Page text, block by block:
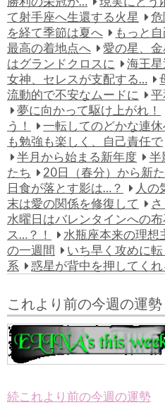
て射手座へ生還する火星
を経て季節は夏へ
もっと
最高の着地点へ
愛の星、
はグランドクロスに
海王
女神、セレスが支配する…
流動的で不安なムードに
夢に向かって駆け上がれ！
う！
一転してのどかな連
も勉強も楽しく、自己責任で
半月から始まる新年度
半
たち
20日（春分）から新
日食が落とす影は…？
人の
末は愛の関係を修復して
水曜日はバレンタインへの
ス…？！
水瓶座本来の理想
の一週間
いち早く攻めに転
系
惑星が背中を押してくれ
これより前の今週の運勢
続これより前の今週の運勢